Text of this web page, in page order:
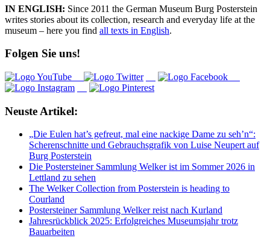
IN ENGLISH: Since 2011 the German Museum Burg Posterstein
writes stories about its collection, research and everyday life at the
museum – here you find all texts in English.
Folgen Sie uns!
Neuste Artikel:
„Die Eulen hat’s gefreut, mal eine nackige Dame zu seh’n“:
Scherenschnitte und Gebrauchsgrafik von Luise Neupert auf
Burg Posterstein
Die Postersteiner Sammlung Welker ist im Sommer 2026 in
Lettland zu sehen
The Welker Collection from Posterstein is heading to
Courland
Postersteiner Sammlung Welker reist nach Kurland
Jahresrückblick 2025: Erfolgreiches Museumsjahr trotz
Bauarbeiten